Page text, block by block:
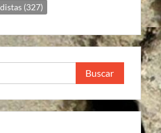
(327)
Buscar: